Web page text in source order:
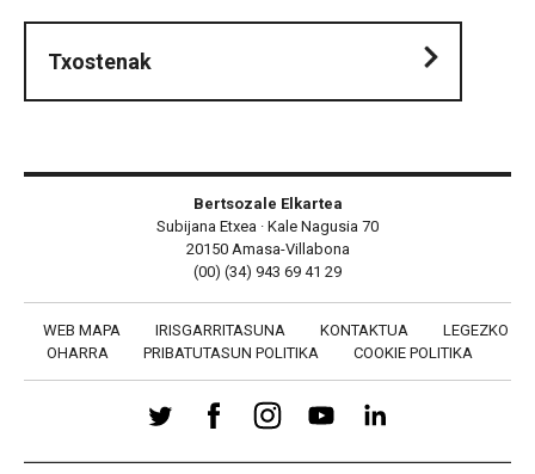
Txostenak
Bertsozale Elkartea
Subijana Etxea · Kale Nagusia 70
20150 Amasa-Villabona
(00) (34) 943 69 41 29
WEB MAPA IRISGARRITASUNA KONTAKTUA
LEGEZKO
OHARRA
PRIBATUTASUN POLITIKA COOKIE POLITIKA